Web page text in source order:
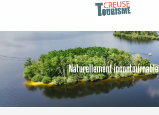
Naturellement incontournable